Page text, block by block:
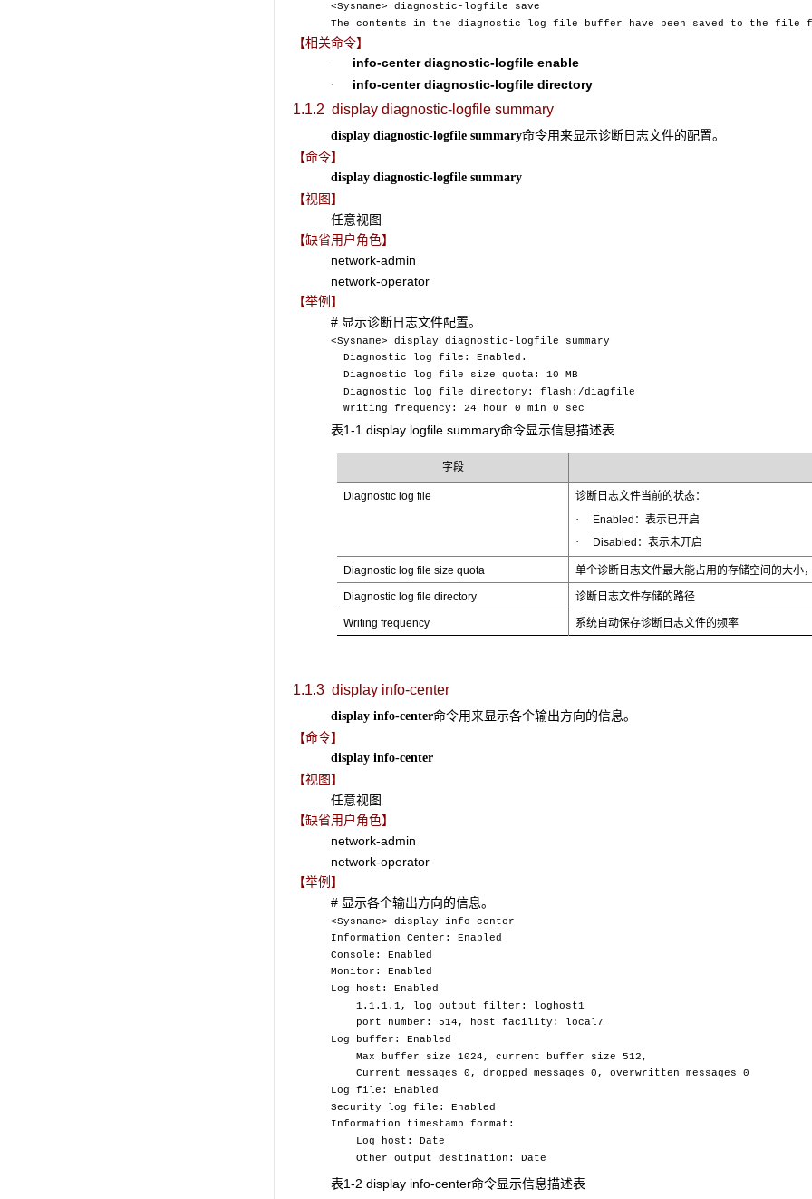
<Sysname> diagnostic-logfile save
The contents in the diagnostic log file buffer have been saved to the
【相关命令】
· info-center diagnostic-logfile enable
· info-center diagnostic-logfile directory
1.1.2 display diagnostic-logfile summary
display diagnostic-logfile summary命令用来显示诊断日志文件的配置。
【命令】
display diagnostic-logfile summary
【视图】
任意视图
【缺省用户角色】
network-admin
network-operator
【举例】
# 显示诊断日志文件配置。
<Sysname> display diagnostic-logfile summary
Diagnostic log file: Enabled.
Diagnostic log file size quota: 10 MB
Diagnostic log file directory: flash:/diagfile
Writing frequency: 24 hour 0 min 0 sec
表1-1 display logfile summary命令显示信息描述表
字段
Diagnostic log file 诊断日志文件当前的状态：
· Enabled：表示已开启
· Disabled：表示未开启
Diagnostic log file size quota 单个诊断日志文件最大能占用的存储空间的大小
Diagnostic log file directory 诊断日志文件存储的路径
Writing frequency 系统自动保存诊断日志文件的频率
1.1.3 display info-center
display info-center命令用来显示各个输出方向的信息。
【命令】
display info-center
【视图】
任意视图
【缺省用户角色】
network-admin
network-operator
【举例】
# 显示各个输出方向的信息。
<Sysname> display info-center
Information Center: Enabled
Console: Enabled
Monitor: Enabled
Log host: Enabled
1.1.1.1, log output filter: loghost1
port number: 514, host facility: local7
Log buffer: Enabled
Max buffer size 1024, current buffer size 512,
Current messages 0, dropped messages 0, overwritten messages 0
Log file: Enabled
Security log file: Enabled
Information timestamp format:
Log host: Date
Other output destination: Date
表1-2 display info-center命令显示信息描述表